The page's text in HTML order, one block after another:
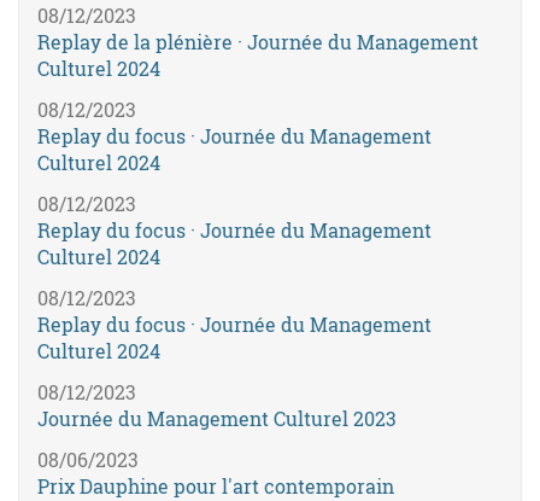
08/12/2023
Replay de la plénière · Journée du Management
Culturel 2024
08/12/2023
Replay du focus · Journée du Management
Culturel 2024
08/12/2023
Replay du focus · Journée du Management
Culturel 2024
08/12/2023
Replay du focus · Journée du Management
Culturel 2024
08/12/2023
Journée du Management Culturel 2023
08/06/2023
Prix Dauphine pour l'art contemporain